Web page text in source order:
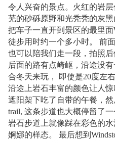
令人兴奋的景点。火红的岩
芜的砂砾原野和光秃秃的灰
把车子一直开到景区的最里面
徒步用时约一个多小时。 前
也可以陪我们走一段，拍照后
后面的路有点崎岖，沿途没
合冬天来玩， 即使是20度左
沿途上岩石丰富的颜色让人
遮阳架下吃了自带的午餐，
trail, 这条步道也大概停留了
岩石步道上就像踩在彩色的
婀娜的样态。 最后想到